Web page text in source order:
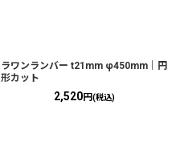
ラワンランバー t21mm φ450mm｜円
形カット
2,520円(税込)